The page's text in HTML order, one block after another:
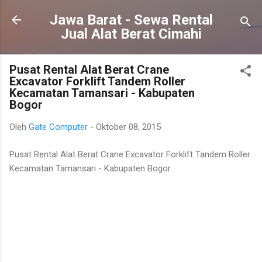
Langsung ke konten utama
Jawa Barat - Sewa Rental
Jual Alat Berat Cimahi
Pusat Rental Alat Berat Crane
Excavator Forklift Tandem Roller
Kecamatan Tamansari - Kabupaten
Bogor
Oleh Gate Computer - Oktober 08, 2015
Pusat Rental Alat Berat Crane Excavator Forklift Tandem Roller
Kecamatan Tamansari - Kabupaten Bogor